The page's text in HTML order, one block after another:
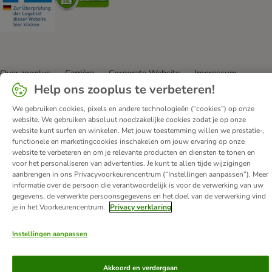
Over zooplus Carrière Corporate Website
Impressum
Algemene Voorwaarden
DSA
Hier de overeenkomst herroepen
Afval & Milieuvoorzieningen
Levertijd & Verzendkosten
Klantenservice
Betaalmethoden
Affiliate programma
Privacy Verklaring
Opt-out
Toegankelijkheidsverklaring
© zooplus SE2026
Help ons zooplus te verbeteren!
We gebruiken cookies, pixels en andere technologieën (“cookies”) op onze
website. We gebruiken absoluut noodzakelijke cookies zodat je op onze
website kunt surfen en winkelen. Met jouw toestemming willen we prestatie-,
functionele en marketingcookies inschakelen om jouw ervaring op onze
website te verbeteren en om je relevante producten en diensten te tonen en
voor het personaliseren van advertenties. Je kunt te allen tijde wijzigingen
aanbrengen in ons Privacyvoorkeurencentrum (“Instellingen aanpassen”). Meer
informatie over de persoon die verantwoordelijk is voor de verwerking van uw
gegevens, de verwerkte persoonsgegevens en het doel van de verwerking vind
je in het Voorkeurencentrum.
Privacy verklaring
Instellingen aanpassen
Akkoord en verdergaan